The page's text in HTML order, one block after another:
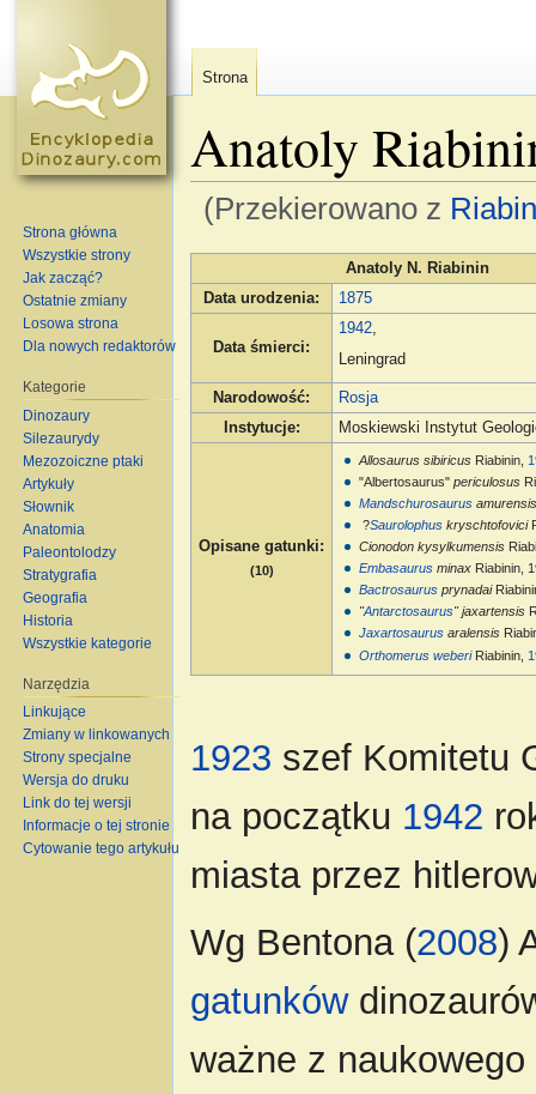
Anatoly
(Przekierowano z
Anatoly N. Riabinin
Data urodzenia: 1875
Data śmierci:
1942,
Leningrad
Narodowość:
Rosja
Instytucje: Moskiewski Instytut
Opisane gatunki:
(10)
Allosaurus sibiricus Riabinin,
"Albertosaurus"periculosus
Mandschurosaurus
?Saurolophus kryschtofovici
Cionodon kysylkumensis
Embasaurus minax Riabinin,
Bactrosaurus prynadai
"Antarctosaurus" jaxartensis
Jaxartosaurus aralensis
Orthomerus weberiRiabinin,
1923 szef Komitetu
na początku 1942
miasta przez
Wg Bentona (2008)
gatunków
ważne z
Strona
Strona główna
Wszystkie strony
Jak zacząć?
Ostatnie zmiany
Losowa strona
Dla nowych redaktorów
Kategorie
Dinozaury
Silezaurydy
Mezozoiczne ptaki
Artykuły
Słownik
Anatomia
Paleontolodzy
Stratygrafia
Geografia
Historia
Wszystkie kategorie
Narzędzia
Linkujące
Zmiany w linkowanych
Strony specjalne
Wersja do druku
Link do tej wersji
Informacje o tej stronie
Cytowanie tego artykułu